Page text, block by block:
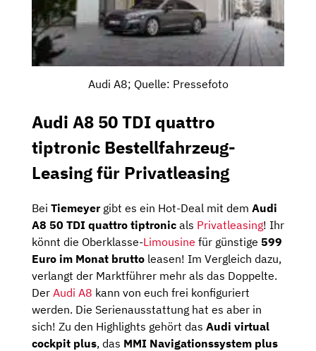
Audi A8; Quelle: Pressefoto
Audi A8 50 TDI quattro
tiptronic Bestellfahrzeug-
Leasing für Privatleasing
Bei Tiemeyer gibt es ein Hot-Deal mit dem Audi
A8 50 TDI quattro tiptronic als Privatleasing! Ihr
könnt die Oberklasse-Limousine für günstige 599
Euro im Monat brutto leasen! Im Vergleich dazu,
verlangt der Marktführer mehr als das Doppelte.
Der Audi A8 kann von euch frei konfiguriert
werden. Die Serienausstattung hat es aber in
sich! Zu den Highlights gehört das Audi virtual
cockpit plus, das MMI Navigationssystem plus